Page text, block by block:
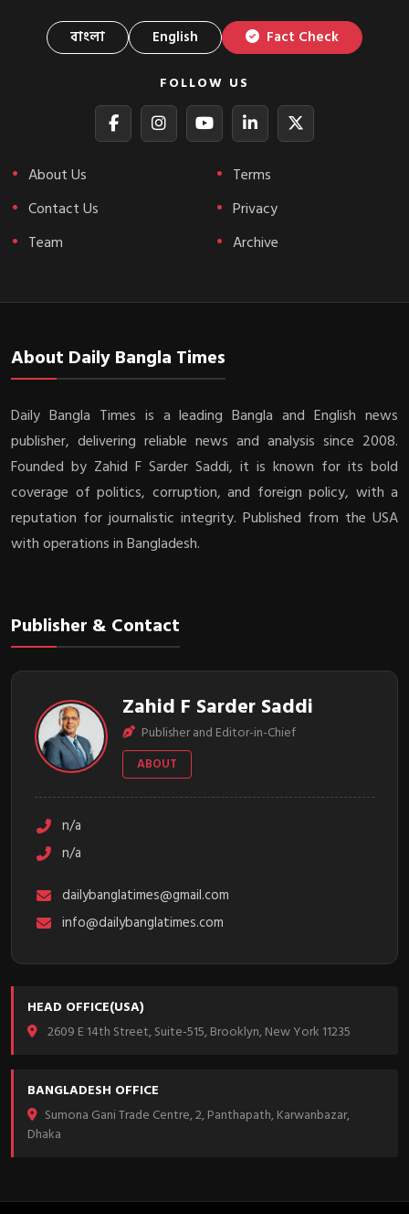
বাংলা English Fact Check
FOLLOW US
About Us
Contact Us
Team
Terms
Privacy
Archive
About Daily Bangla Times
Daily Bangla Times is a leading Bangla and English news
publisher, delivering reliable news and analysis since 2008.
Founded by Zahid F Sarder Saddi, it is known for its bold
coverage of politics, corruption, and foreign policy, with a
reputation for journalistic integrity. Published from the USA
with operations in Bangladesh.
Publisher & Contact
Zahid F Sarder Saddi
Publisher and Editor-in-Chief
ABOUT
n/a
n/a
dailybanglatimes@gmail.com
info@dailybanglatimes.com
HEAD OFFICE(USA)
2609 E 14th Street, Suite-515, Brooklyn, New York 11235
BANGLADESH OFFICE
Sumona Gani Trade Centre, 2, Panthapath, Karwanbazar,
Dhaka